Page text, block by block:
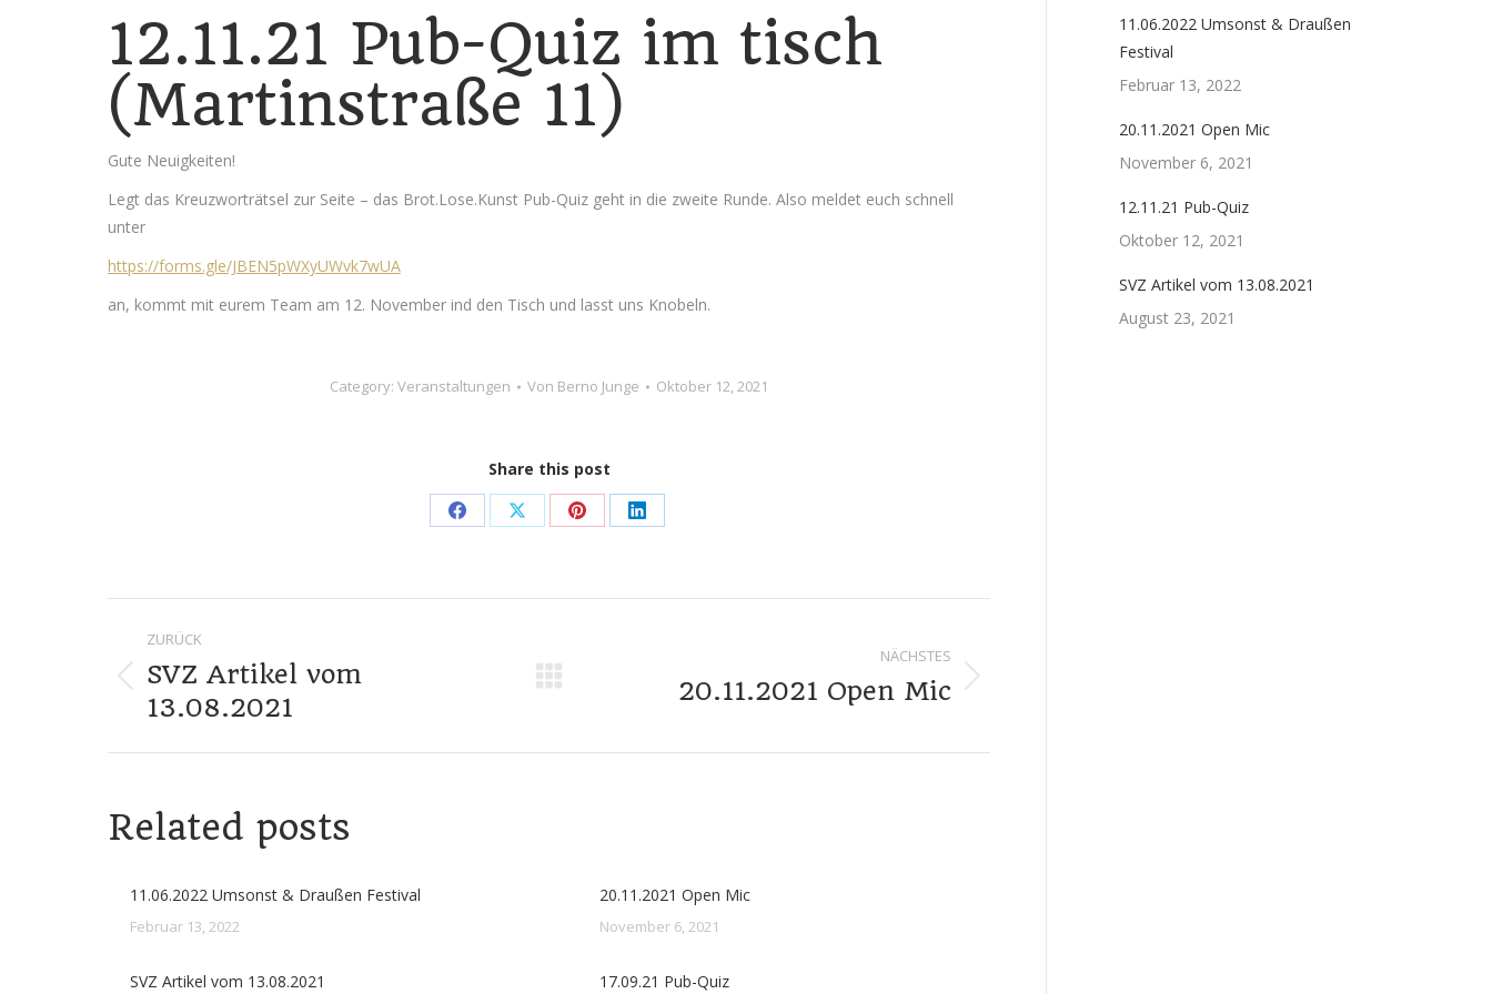
12.11.21 Pub-Quiz im tisch
(Martinstraße 11)
Gute Neuigkeiten!
Legt das Kreuzworträtsel zur Seite – das Brot.Lose.Kunst Pub-Quiz geht in die zweite Runde. Also meldet euch schnell
unter
https://forms.gle/JBEN5pWXyUWvk7wUA
an, kommt mit eurem Team am 12. November ind den Tisch und lasst uns Knobeln.
Category: Veranstaltungen Von Berno Junge Oktober 12, 2021
Share this post
Share
Facebook
Share
X
Share
Pinterest
Share
LinkedIn
Kommentarnavigation
ZURÜCK
Vorheriger
Beitrag:
SVZ Artikel vom
13.08.2021
NÄCHSTES
20.11.2021 Open Mic
Related posts
11.06.2022 Umsonst & Draußen Festival
Februar 13, 2022
20.11.2021 Open Mic
November 6, 2021
SVZ Artikel vom 13.08.2021 17.09.21 Pub-Quiz
11.06.2022 Umsonst & Draußen
Festival
Februar 13, 2022
20.11.2021 Open Mic
November 6, 2021
12.11.21 Pub-Quiz
Oktober 12, 2021
SVZ Artikel vom 13.08.2021
August 23, 2021